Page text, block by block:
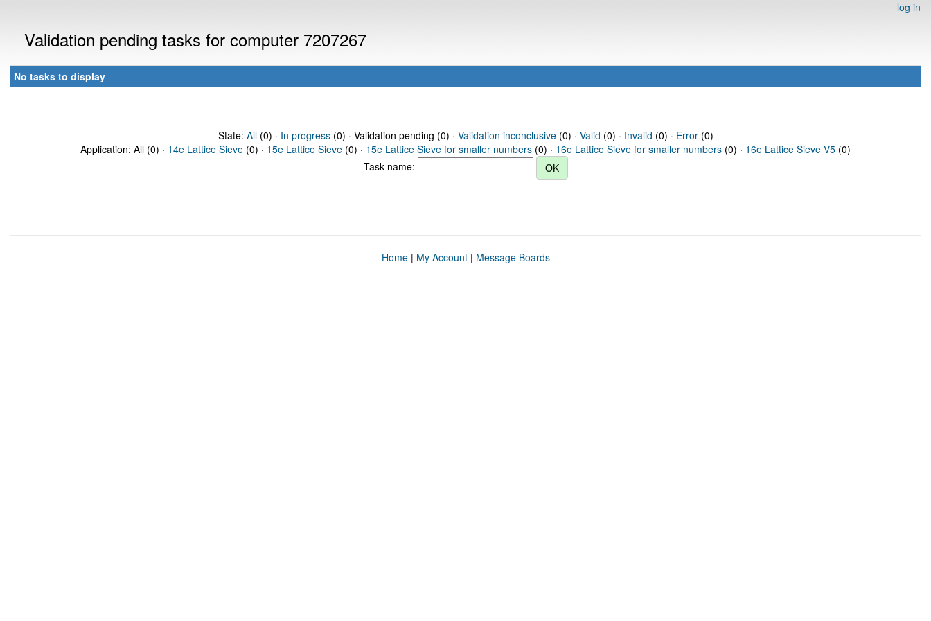
log in
Validation pending tasks for computer 7207267
No tasks to display
State: All(0) · In progress(0) · Validation pending (0) · Validation inconclusive(0) · Valid (0) · Invalid (0) · Error(0)
Application: All (0) · 14e Lattice Sieve (0) · 15e Lattice Sieve (0) · 15e Lattice Sieve for smaller numbers (0) · 16e Lattice Sieve for smaller numbers (0) · 16e Lattice Sieve V5 (0)
Task name:
Home| My Account| Message Boards